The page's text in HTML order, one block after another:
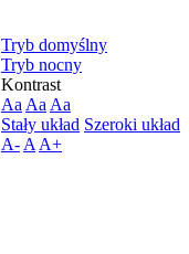
Tryb domyślny
Tryb nocny
Kontrast
Aa Aa Aa
Stały układ Szeroki układ
A- A A+